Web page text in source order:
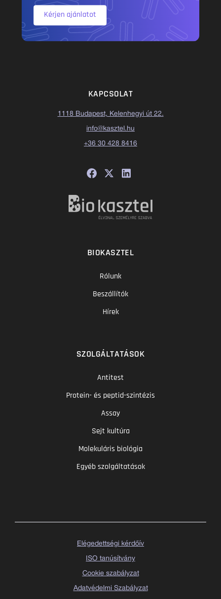
Kérjen ajánlatot
KAPCSOLAT
1118 Budapest, Kelenhegyi út 22.
info@kasztel.hu
+36 30 428 8416
BIOKASZTEL
Rólunk
Beszállítók
Hírek
SZOLGÁLTATÁSOK
Antitest
Protein- és peptid-szintézis
Assay
Sejt kultúra
Molekuláris biológia
Egyéb szolgáltatások
Elégedettségi kérdőív
ISO tanúsítvány
Cookie szabályzat
Adatvédelmi Szabályzat